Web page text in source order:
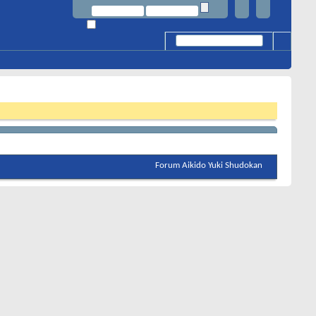
Forum Aikido Yuki Shudokan